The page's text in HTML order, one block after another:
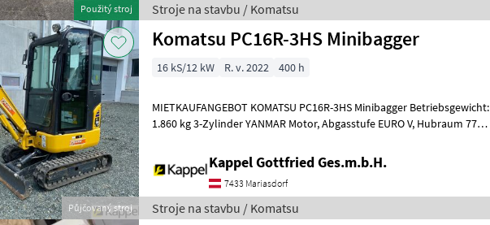
Použitý stroj Stroje na stavbu / Komatsu
Půjčovaný stroj
Komatsu PC16R-3HS Minibagger
16 kS/12 kW R. v. 2022 400 h
MIETKAUFANGEBOT KOMATSU PC16R-3HS Minibagger Betriebsgewicht:
1.860 kg 3-Zylinder YANMAR Motor, Abgasstufe EURO V, Hubraum 778
Kappel Gottfried Ges.m.b.H.
7433 Mariasdorf
Stroje na stavbu / Komatsu